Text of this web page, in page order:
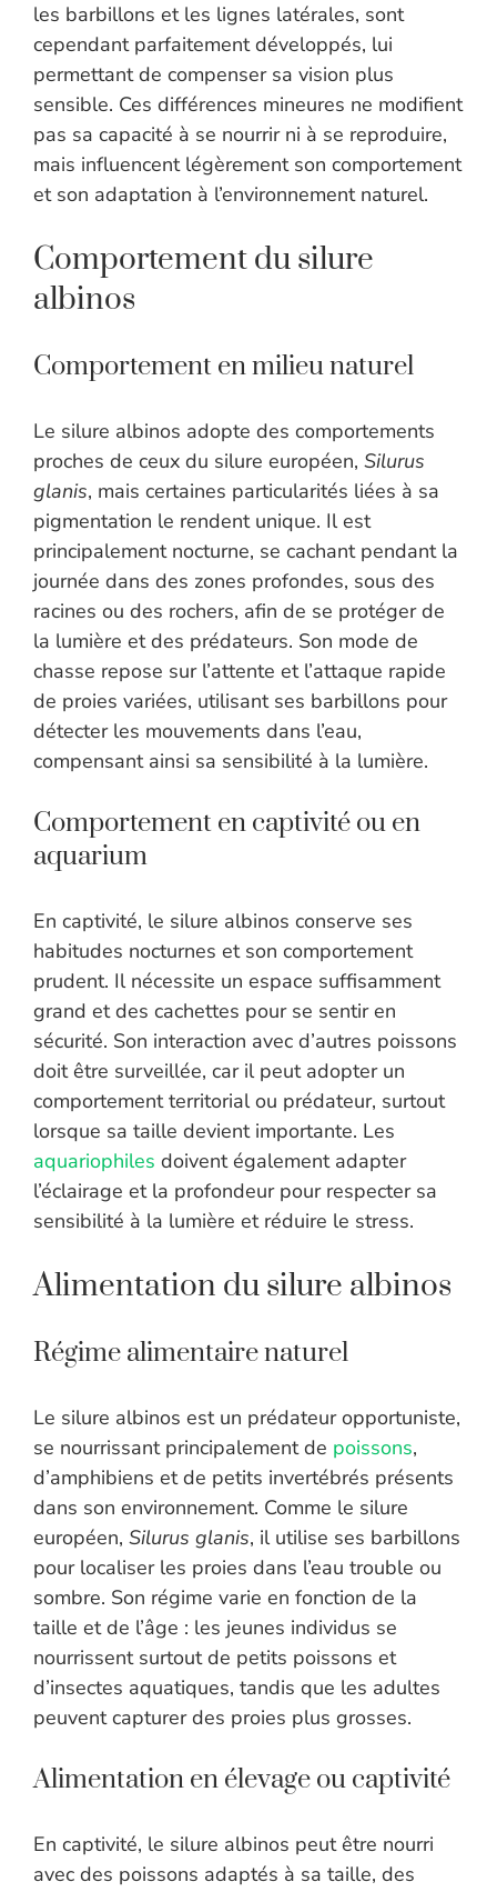
les barbillons et les lignes latérales, sont
cependant parfaitement développés, lui
permettant de compenser sa vision plus
sensible. Ces différences mineures ne modifient
pas sa capacité à se nourrir ni à se reproduire,
mais influencent légèrement son comportement
et son adaptation à l’environnement naturel.
Comportement du silure
albinos
Comportement en milieu naturel
Le silure albinos adopte des comportements
proches de ceux du silure européen, Silurus
glanis, mais certaines particularités liées à sa
pigmentation le rendent unique. Il est
principalement nocturne, se cachant pendant la
journée dans des zones profondes, sous des
racines ou des rochers, afin de se protéger de
la lumière et des prédateurs. Son mode de
chasse repose sur l’attente et l’attaque rapide
de proies variées, utilisant ses barbillons pour
détecter les mouvements dans l’eau,
compensant ainsi sa sensibilité à la lumière.
Comportement en captivité ou en
aquarium
En captivité, le silure albinos conserve ses
habitudes nocturnes et son comportement
prudent. Il nécessite un espace suffisamment
grand et des cachettes pour se sentir en
sécurité. Son interaction avec d’autres poissons
doit être surveillée, car il peut adopter un
comportement territorial ou prédateur, surtout
lorsque sa taille devient importante. Les
aquariophiles doivent également adapter
l’éclairage et la profondeur pour respecter sa
sensibilité à la lumière et réduire le stress.
Alimentation du silure albinos
Régime alimentaire naturel
Le silure albinos est un prédateur opportuniste,
se nourrissant principalement de poissons,
d’amphibiens et de petits invertébrés présents
dans son environnement. Comme le silure
européen, Silurus glanis, il utilise ses barbillons
pour localiser les proies dans l’eau trouble ou
sombre. Son régime varie en fonction de la
taille et de l’âge : les jeunes individus se
nourrissent surtout de petits poissons et
d’insectes aquatiques, tandis que les adultes
peuvent capturer des proies plus grosses.
Alimentation en élevage ou captivité
En captivité, le silure albinos peut être nourri
avec des poissons adaptés à sa taille, des